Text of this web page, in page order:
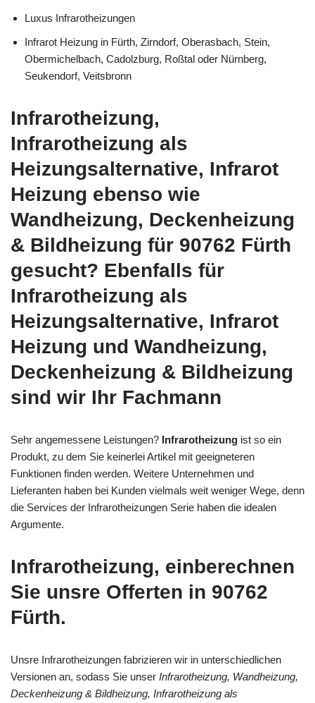
Luxus Infrarotheizungen
Infrarot Heizung in Fürth, Zirndorf, Oberasbach, Stein,
Obermichelbach, Cadolzburg, Roßtal oder Nürnberg,
Seukendorf, Veitsbronn
Infrarotheizung,
Infrarotheizung als
Heizungsalternative, Infrarot
Heizung ebenso wie
Wandheizung, Deckenheizung
& Bildheizung für 90762 Fürth
gesucht? Ebenfalls für
Infrarotheizung als
Heizungsalternative, Infrarot
Heizung und Wandheizung,
Deckenheizung & Bildheizung
sind wir Ihr Fachmann
Sehr angemessene Leistungen? Infrarotheizung ist so ein
Produkt, zu dem Sie keinerlei Artikel mit geeigneteren
Funktionen finden werden. Weitere Unternehmen und
Lieferanten haben bei Kunden vielmals weit weniger Wege, denn
die Services der Infrarotheizungen Serie haben die idealen
Argumente.
Infrarotheizung, einberechnen
Sie unsre Offerten in 90762
Fürth.
Unsre Infrarotheizungen fabrizieren wir in unterschiedlichen
Versionen an, sodass Sie unser Infrarotheizung, Wandheizung,
Deckenheizung & Bildheizung, Infrarotheizung als